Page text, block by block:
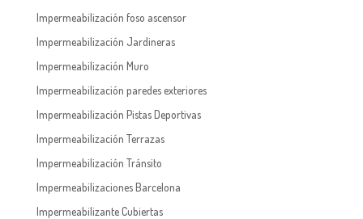
Impermeabilización foso ascensor
Impermeabilización Jardineras
Impermeabilización Muro
Impermeabilización paredes exteriores
Impermeabilización Pistas Deportivas
Impermeabilización Terrazas
Impermeabilización Tránsito
Impermeabilizaciones Barcelona
Impermeabilizante Cubiertas